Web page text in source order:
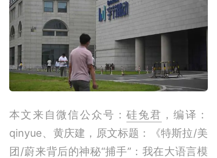
本文来自微信公众号：硅兔君 ，编译：
qinyue、黄庆建，原文标题：《特斯拉/美
团/蔚来背后的神秘“捕手”：我在大语言模